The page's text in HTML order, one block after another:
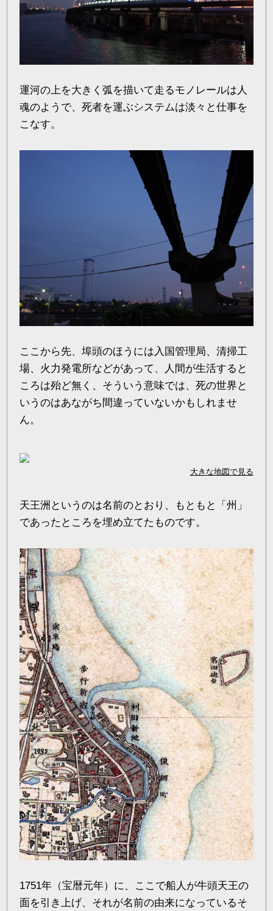
運河の上を大きく弧を描いて走るモノレールは人
魂のようで、死者を運ぶシステムは淡々と仕事を
こなす。
ここから先、埠頭のほうには入国管理局、清掃工
場、火力発電所などがあって、人間が生活すると
ころは殆ど無く、そういう意味では、死の世界と
いうのはあながち間違っていないかもしれませ
ん。
大きな地図で見る
天王洲というのは名前のとおり、もともと「州」
であったところを埋め立てたものです。
1751年（宝暦元年）に、ここで船人が牛頭天王の
面を引き上げ、それが名前の由来になっているそ